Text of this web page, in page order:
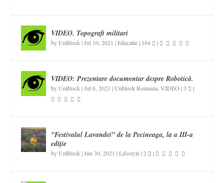
VIDEO. Topografi militari
byUnBlock |Jul 10, 2021 |Educatie| 164 |
VIDEO: Prezentare documentar despre Robotică.
byUnBlock |Jul 6, 2021 |Unblock Romania ,VIDEO |3 |
”Festivalul Lavandei” de la Pecineaga, la a III-a
ediție
byUnBlock |Jun 30, 2021 |Lifestyle|2 |